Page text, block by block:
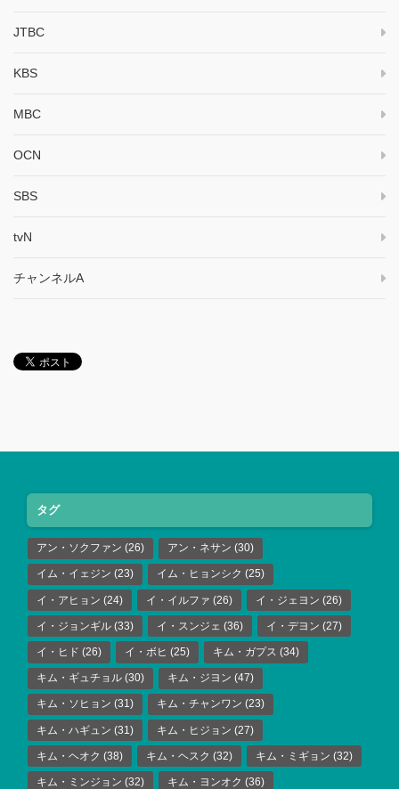
JTBC
KBS
MBC
OCN
SBS
tvN
チャンネルA
タグ
アン・ソクファン (26) アン・ネサン (30)
イム・イェジン (23) イム・ヒョンシク (25)
イ・アヒョン (24) イ・イルファ (26) イ・ジェヨン (26)
イ・ジョンギル (33) イ・スンジェ (36) イ・デヨン (27)
イ・ヒド (26) イ・ボヒ (25) キム・ガプス (34)
キム・ギュチョル (30) キム・ジヨン (47)
キム・ソヒョン (31) キム・チャンワン (23)
キム・ハギュン (31) キム・ヒジョン (27)
キム・ヘオク (38) キム・ヘスク (32) キム・ミギョン (32)
キム・ミンジョン (32) キム・ヨンオク (36)